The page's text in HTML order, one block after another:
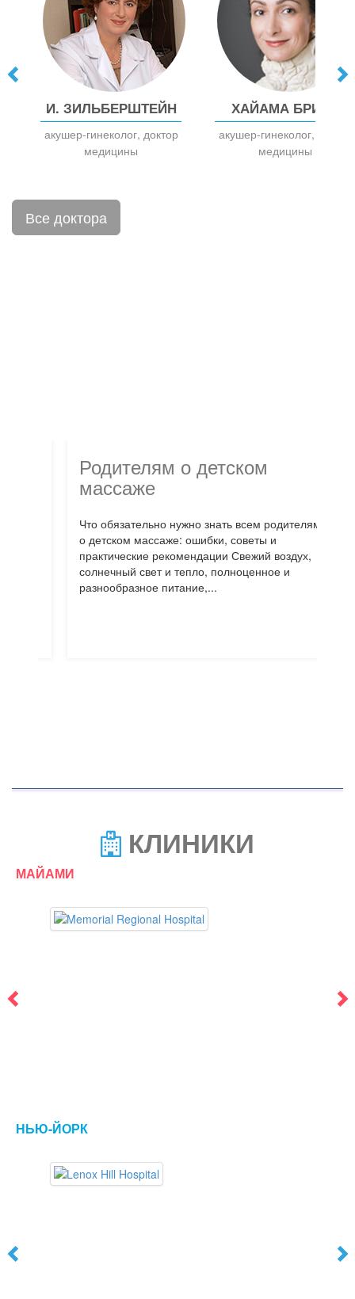
И. ЗИЛЬБЕРШТЕЙН
акушер-гинеколог, доктор
медицины
ХАЙАМА БРИЛЛ
акушер-гинеколог, доктор
медицины
Все доктора
Родителям о детском
массаже
Что обязательно нужно знать всем родителям
о детском массаже: ошибки, советы и
практические рекомендации Свежий воздух,
солнечный свет и тепло, полноценное и
разнообразное питание,...
КЛИНИКИ
МАЙАМИ
НЬЮ-ЙОРК